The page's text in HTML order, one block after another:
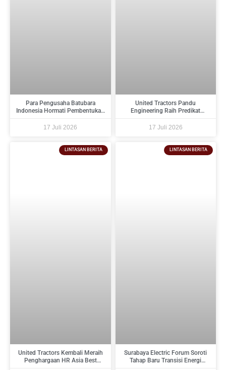
Para Pengusaha Batubara
Indonesia Hormati Pembentukan
Indonesia Dan Berikan Saran
17 Juli 2026
United Tractors Pandu
Engineering Raih Predikat
Regulatory Compliance Awards
17 Juli 2026
LINTASAN BERITA
United Tractors Kembali Meraih
Penghargaan HR Asia Best
LINTASAN BERITA
Surabaya Electric Forum Soroti
Tahap Baru Transisi Energi